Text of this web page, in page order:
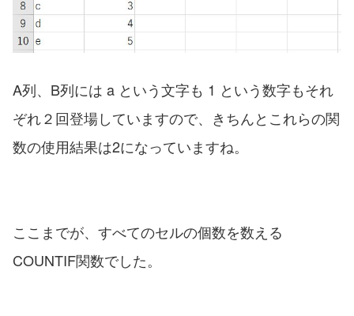
A列、B列には a という文字も 1 という数字もそれ
ぞれ２回登場していますので、きちんとこれらの関
数の使用結果は2になっていますね。
ここまでが、すべてのセルの個数を数える
COUNTIF関数でした。